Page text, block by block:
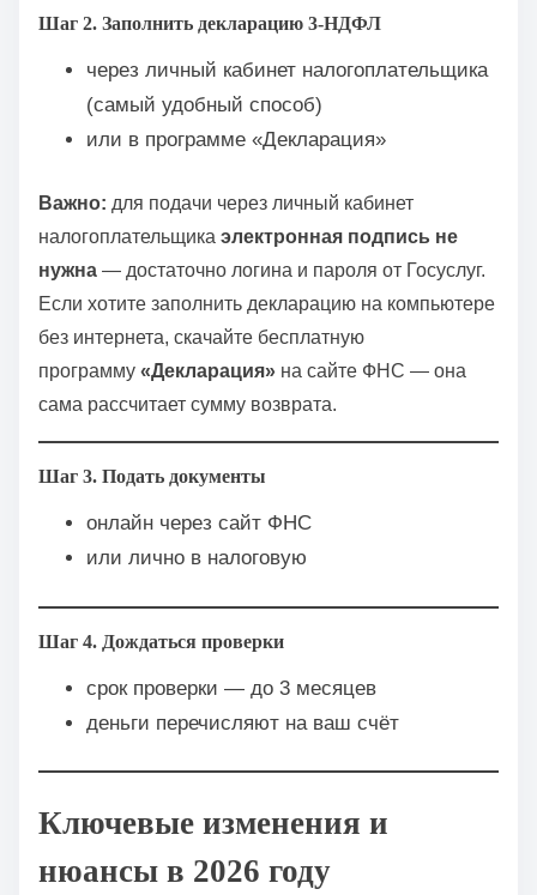
Шаг 2. Заполнить декларацию 3-НДФЛ
через личный кабинет налогоплательщика
(самый удобный способ)
или в программе «Декларация»
Важно: для подачи через личный кабинет
налогоплательщика электронная подпись не
нужна — достаточно логина и пароля от Госуслуг.
Если хотите заполнить декларацию на компьютере
без интернета, скачайте бесплатную
программу «Декларация» на сайте ФНС — она
сама рассчитает сумму возврата.
Шаг 3. Подать документы
онлайн через сайт ФНС
или лично в налоговую
Шаг 4. Дождаться проверки
срок проверки — до 3 месяцев
деньги перечисляют на ваш счёт
Ключевые изменения и
нюансы в 2026 году